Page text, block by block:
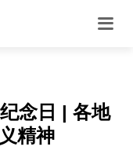
铁路
念日 | 各地
精神